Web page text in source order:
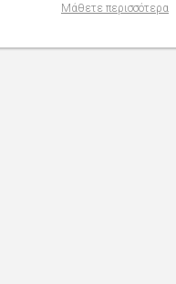
Μάθετε περισσότερα